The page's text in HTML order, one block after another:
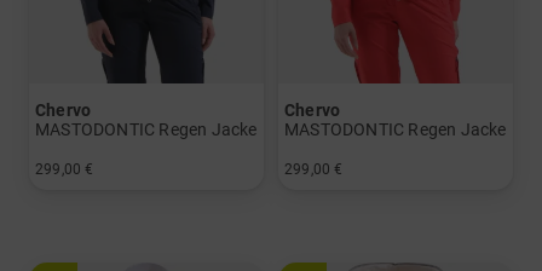
Chervo
MASTODONTIC Regen Jacke
299,00 €
Chervo
MASTODONTIC Regen Jacke
299,00 €